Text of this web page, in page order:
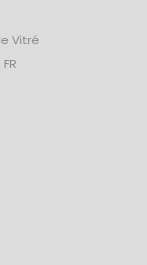
Vitré